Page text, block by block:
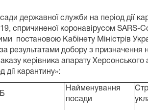
державної служби на період дії
спричиненої коронавірусом
постановою Кабінету Міністрів
результатами добору з призначення
керівника апарату
карантину»:
Найменування
посади